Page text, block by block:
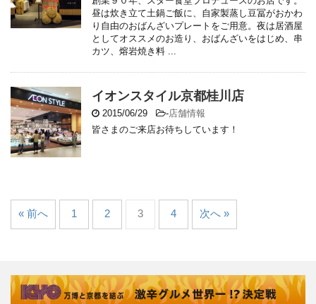
昼は炊き立て土鍋ご飯に、自家製蒸し豆冨がおかわ
り自由のおばんざいプレートをご用意。夜は居酒屋
としてオススメのお造り、おばんざいをはじめ、串
カツ、熔岩焼き料 ...
イオンスタイル京都桂川店
2015/06/29 -店舗情報
皆さまのご来店お待ちしています！
« 前へ 1 2 3 4 次へ »